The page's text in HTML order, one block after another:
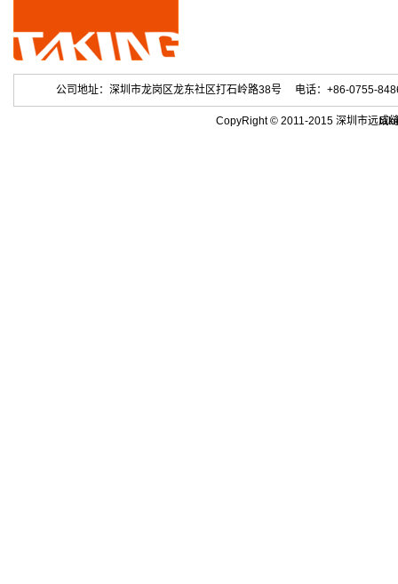
公司地址：深圳市龙岗区龙东社区打石岭路38号 电话：+86-
CopyRight © 2011-2015 深圳市远成